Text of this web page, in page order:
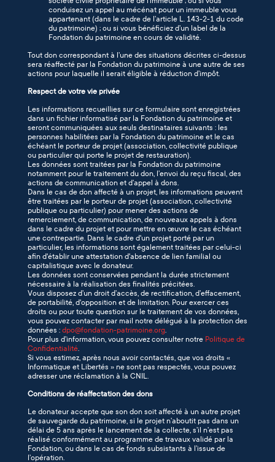
conduisez un appel au mécénat pour un immeuble vous
appartenant (dans le cadre de l’article L. 143-2-1 du code
du patrimoine) ; ou si vous bénéficiez d’un label de la
Fondation du patrimoine en cours de validité.
Tout don correspondant à l’une des situations décrites ci-dessus
sera réaffecté par la Fondation du patrimoine à une autre de ses
actions pour laquelle il serait éligible à réduction d’impôt.
Respect de votre vie privée
Les informations recueillies sur ce formulaire sont enregistrées
dans un fichier informatisé par la Fondation du patrimoine et
seront communiquées aux seuls destinataires suivants : les
personnes habilitées par la Fondation du patrimoine et le cas
échéant le porteur de projet (association, collectivité publique
ou particulier qui porte le projet de restauration).
Les données sont traitées par la Fondation du patrimoine
notamment pour le traitement du don, l’envoi du reçu fiscal, des
actions de communication et d’appel à dons.
Dans le cas de don affecté à un projet, les informations peuvent
être traitées par le porteur de projet (association, collectivité
publique ou particulier) pour mener des actions de
remerciement, de communication, de nouveaux appels à dons
dans le cadre du projet et pour mettre en œuvre le cas échéant
une contrepartie. Dans le cadre d'un projet porté par un
particulier, les informations sont également traitées par celui-ci
afin d'établir une attestation d'absence de lien familial ou
capitalistique avec le donateur.
Les données sont conservées pendant la durée strictement
nécessaire à la réalisation des finalités précitées.
Vous disposez d’un droit d’accès, de rectification, d’effacement,
de portabilité, d'opposition et de limitation. Pour exercer ces
droits ou pour toute question sur le traitement de vos données,
vous pouvez contacter par mail notre délégué à la protection des
données : dpo@fondation-patrimoine.org.
Pour plus d’information, vous pouvez consulter notre Politique de
Confidentialité.
Si vous estimez, après nous avoir contactés, que vos droits «
Informatique et Libertés » ne sont pas respectés, vous pouvez
adresser une réclamation à la CNIL.
Conditions de réaffectation des dons
Le donateur accepte que son don soit affecté à un autre projet
de sauvegarde du patrimoine, si le projet n’aboutit pas dans un
délai de 5 ans après le lancement de la collecte, s’il n’est pas
réalisé conformément au programme de travaux validé par la
Fondation, ou dans le cas de fonds subsistants à l’issue de
l’opération.